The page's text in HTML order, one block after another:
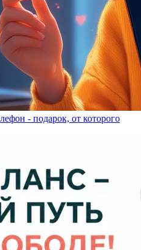
- подарок, от которого